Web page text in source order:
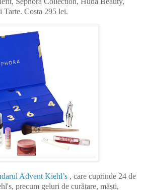
Costa 295 lei.
Advent Kiehl’s , care cuprinde 24 de
precum geluri de curățare, măști,